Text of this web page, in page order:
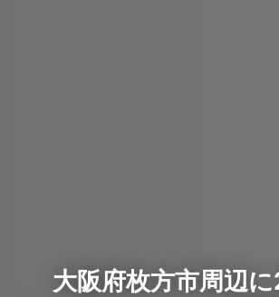
大阪府枚方市周辺